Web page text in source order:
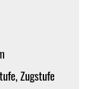
Zugstufe